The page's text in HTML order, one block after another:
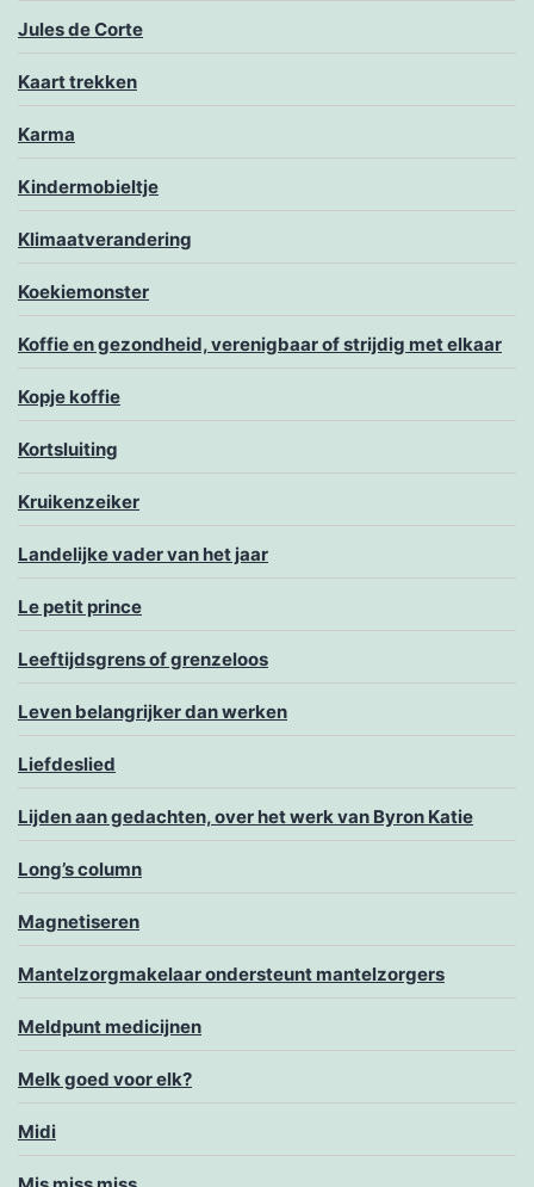
Jules de Corte
Kaart trekken
Karma
Kindermobieltje
Klimaatverandering
Koekiemonster
Koffie en gezondheid, verenigbaar of strijdig met elkaar
Kopje koffie
Kortsluiting
Kruikenzeiker
Landelijke vader van het jaar
Le petit prince
Leeftijdsgrens of grenzeloos
Leven belangrijker dan werken
Liefdeslied
Lijden aan gedachten, over het werk van Byron Katie
Long’s column
Magnetiseren
Mantelzorgmakelaar ondersteunt mantelzorgers
Meldpunt medicijnen
Melk goed voor elk?
Midi